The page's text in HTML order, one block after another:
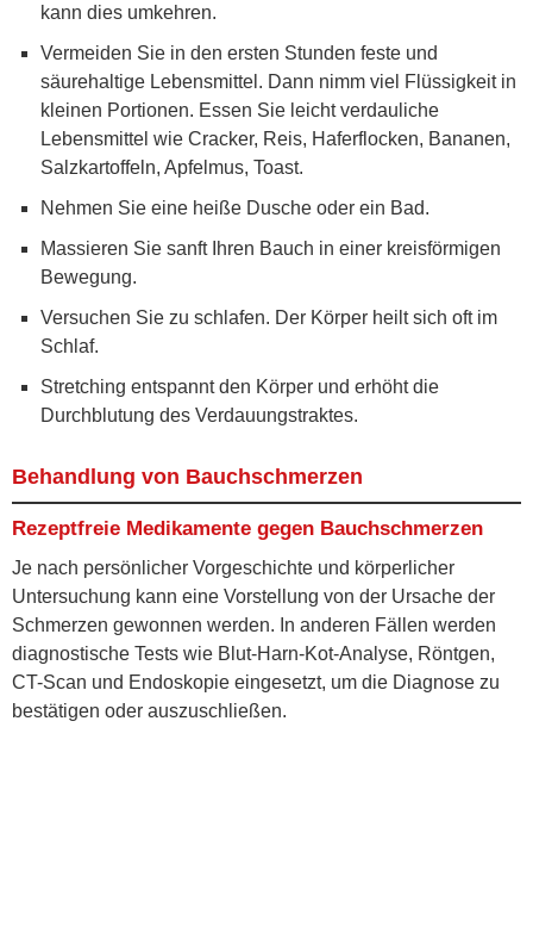
kann dies umkehren.
Vermeiden Sie in den ersten Stunden feste und
säurehaltige Lebensmittel. Dann nimm viel Flüssigkeit in
kleinen Portionen. Essen Sie leicht verdauliche
Lebensmittel wie Cracker, Reis, Haferflocken, Bananen,
Salzkartoffeln, Apfelmus, Toast.
Nehmen Sie eine heiße Dusche oder ein Bad.
Massieren Sie sanft Ihren Bauch in einer kreisförmigen
Bewegung.
Versuchen Sie zu schlafen. Der Körper heilt sich oft im
Schlaf.
Stretching entspannt den Körper und erhöht die
Durchblutung des Verdauungstraktes.
Behandlung von Bauchschmerzen
Rezeptfreie Medikamente gegen Bauchschmerzen
Je nach persönlicher Vorgeschichte und körperlicher
Untersuchung kann eine Vorstellung von der Ursache der
Schmerzen gewonnen werden. In anderen Fällen werden
diagnostische Tests wie Blut-Harn-Kot-Analyse, Röntgen,
CT-Scan und Endoskopie eingesetzt, um die Diagnose zu
bestätigen oder auszuschließen.